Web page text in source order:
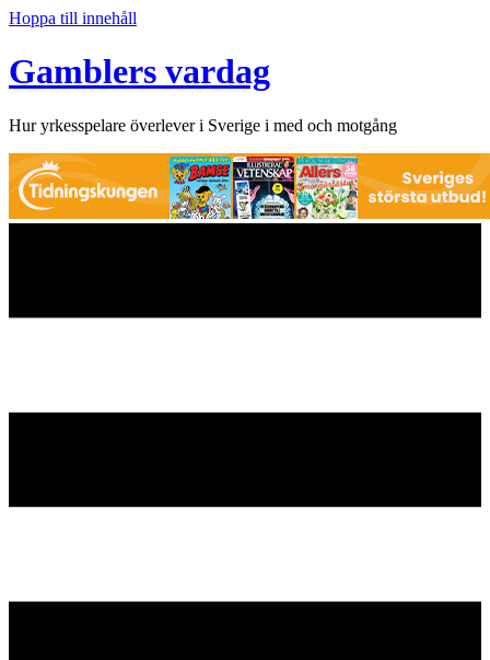
Hoppa till innehåll
Gamblers vardag
Hur yrkesspelare överlever i Sverige i med och motgång